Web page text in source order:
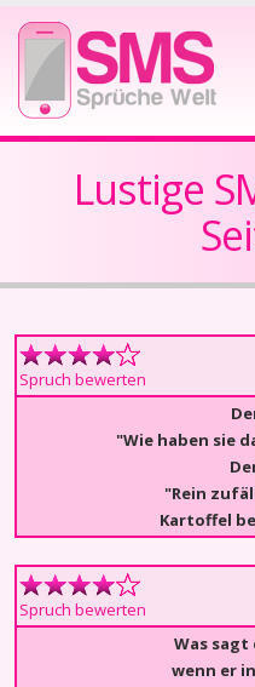
Lustige
Spruch bewerten
"Wie haben sie
"Rein
Kartoffel
Spruch bewerten
Was sagt
wenn er